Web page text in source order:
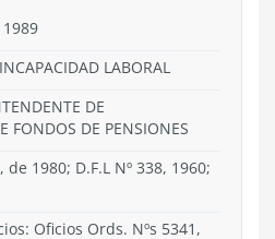
LABORAL
DE
FONDOS DE PENSIONES
de 1980; D.F.L Nº 338, 1960;
Oficios Ords. Nºs 5341,